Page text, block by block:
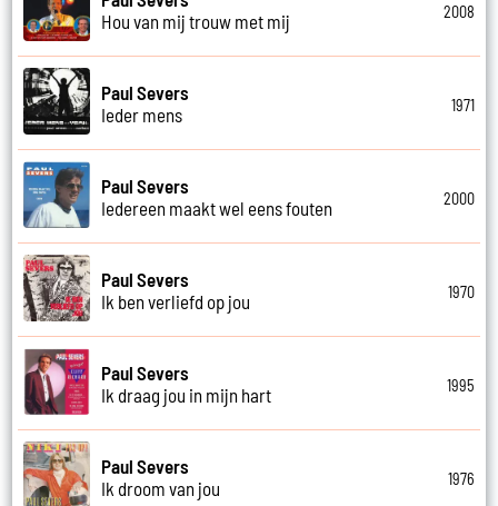
Hou van mij trouw met mij
2008
Paul Severs
Ieder mens
1971
Paul Severs
Iedereen maakt wel eens fouten
2000
Paul Severs
Ik ben verliefd op jou
1970
Paul Severs
Ik draag jou in mijn hart
1995
Paul Severs
Ik droom van jou
1976